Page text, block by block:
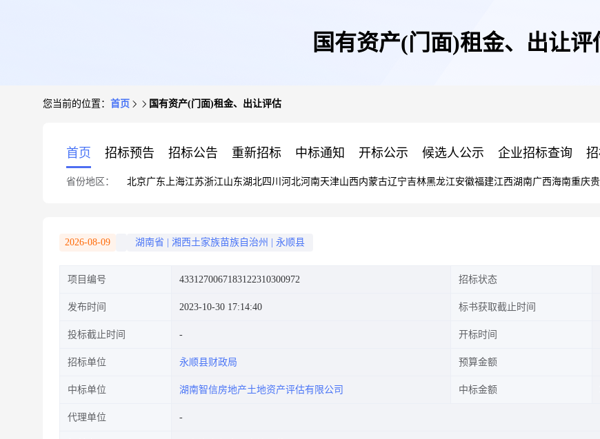
国有资产(门面)租金、出让评
您当前的位置： 首页 国有资产(门面)租金、出让评估
首页 招标预告 招标公告 重新招标 中标通知 开标公示 候选人公示 企业招标查询
省份地区： 北京广东 上海江苏浙江山东湖北四川 河北河南天津山西内蒙古辽宁吉林黑龙江安徽福建江西湖南广西海南重庆
2026-08-09 湖南省 湘西土家族苗族自治州 永顺县
项目编号 4331270067183122310300972 招标状态
发布时间 2023-10-30 17:14:40 标书获取截止时间
投标截止时间 开标时间
招标单位 永顺县财政局 预算金额
中标单位 湖南智信房地产土地资产评估有限公司 中标金额
代理单位